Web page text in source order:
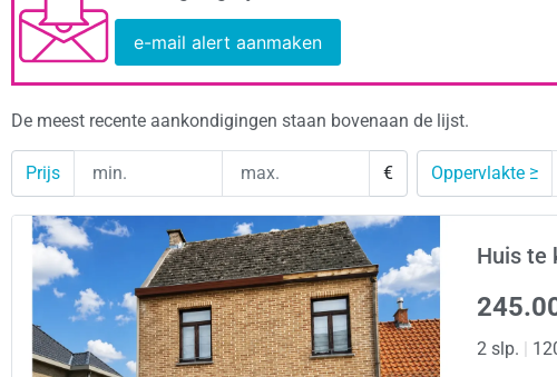
e-mail alert aanmaken
De meest recente aankondigingen staan bovenaan de lijst.
Prijs € Oppervlakte ≥
Huis te
2 slp.